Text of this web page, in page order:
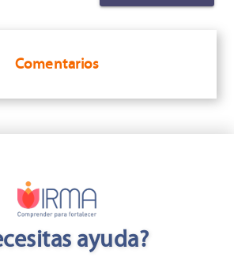
Comentarios
ayuda?